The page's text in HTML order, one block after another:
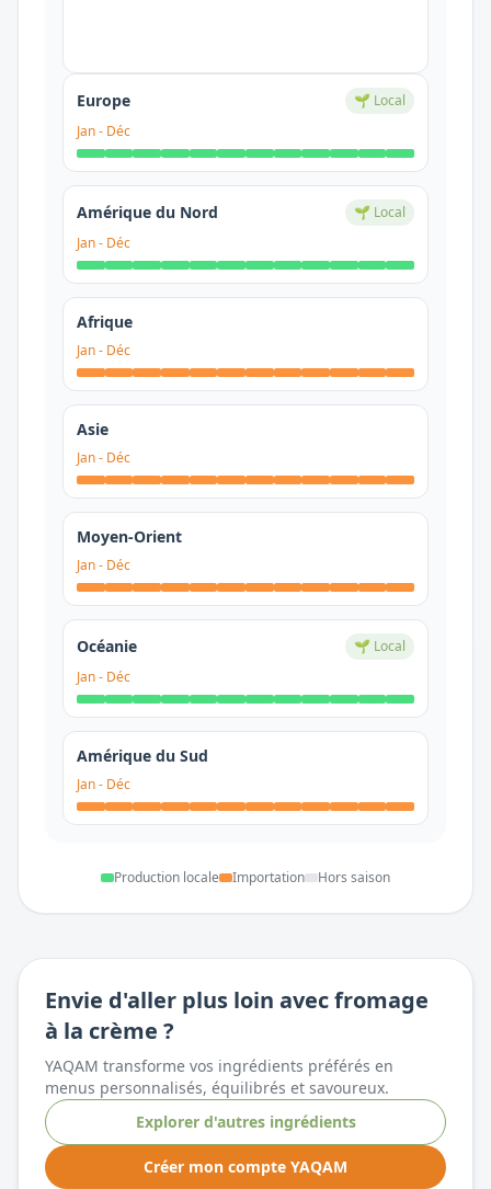
Europe
🌱 Local
Jan- Déc
Amérique du Nord
🌱 Local
Jan- Déc
Afrique
Jan- Déc
Asie
Jan- Déc
Moyen-Orient
Jan- Déc
Océanie
🌱 Local
Jan- Déc
Amérique du Sud
Jan- Déc
Production locale Importation Hors saison
Envie d'aller plus loin avecfromage
à la crème ?
YAQAM transforme vos ingrédients préférés en
menus personnalisés, équilibrés et savoureux.
Explorer d'autres ingrédients
Créer mon compte YAQAM